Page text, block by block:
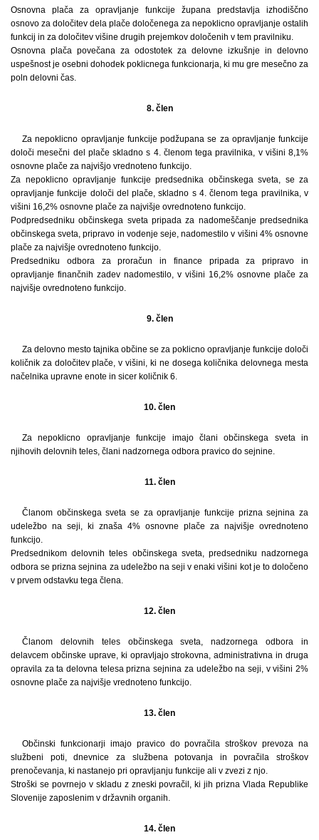
Osnovna plača za opravljanje funkcije župana predstavlja izhodiščno
osnovo za določitev dela plače določenega za nepoklicno opravljanje ostalih
funkcij in za določitev višine drugih prejemkov določenih v tem pravilniku.
Osnovna plača povečana za odostotek za delovne izkušnje in delovno
uspešnost je osebni dohodek poklicnega funkcionarja, ki mu gre mesečno za
poln delovni čas.
8. člen
Za nepoklicno opravljanje funkcije podžupana se za opravljanje funkcije
določi mesečni del plače skladno s 4. členom tega pravilnika, v višini 8,1%
osnovne plače za najvišjo vrednoteno funkcijo.
Za nepoklicno opravljanje funkcije predsednika občinskega sveta, se za
opravljanje funkcije določi del plače, skladno s 4. členom tega pravilnika, v
višini 16,2% osnovne plače za najvišje ovrednoteno funkcijo.
Podpredsedniku občinskega sveta pripada za nadomeščanje predsednika
občinskega sveta, pripravo in vodenje seje, nadomestilo v višini 4% osnovne
plače za najvišje ovrednoteno funkcijo.
Predsedniku odbora za proračun in finance pripada za pripravo in
opravljanje finančnih zadev nadomestilo, v višini 16,2% osnovne plače za
najvišje ovrednoteno funkcijo.
9. člen
Za delovno mesto tajnika občine se za poklicno opravljanje funkcije določi
količnik za določitev plače, v višini, ki ne dosega količnika delovnega mesta
načelnika upravne enote in sicer količnik 6.
10. člen
Za nepoklicno opravljanje funkcije imajo člani občinskega sveta in
njihovih delovnih teles, člani nadzornega odbora pravico do sejnine.
11. člen
Članom občinskega sveta se za opravljanje funkcije prizna sejnina za
udeležbo na seji, ki znaša 4% osnovne plače za najvišje ovrednoteno
funkcijo.
Predsednikom delovnih teles občinskega sveta, predsedniku nadzornega
odbora se prizna sejnina za udeležbo na seji v enaki višini kot je to določeno
v prvem odstavku tega člena.
12. člen
Članom delovnih teles občinskega sveta, nadzornega odbora in
delavcem občinske uprave, ki opravljajo strokovna, administrativna in druga
opravila za ta delovna telesa prizna sejnina za udeležbo na seji, v višini 2%
osnovne plače za najvišje vrednoteno funkcijo.
13. člen
Občinski funkcionarji imajo pravico do povračila stroškov prevoza na
službeni poti, dnevnice za službena potovanja in povračila stroškov
prenočevanja, ki nastanejo pri opravljanju funkcije ali v zvezi z njo.
Stroški se povrnejo v skladu z zneski povračil, ki jih prizna Vlada Republike
Slovenije zaposlenim v državnih organih.
14. člen